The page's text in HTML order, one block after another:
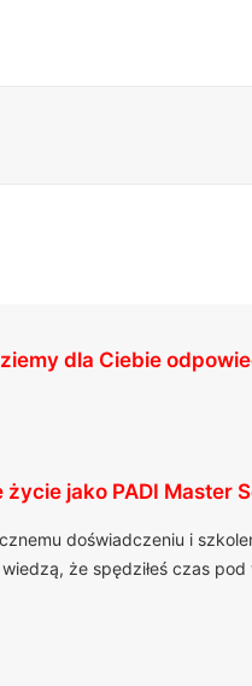
dla Ciebie
jako PADI Master
doświadczeniu i
że spędziłeś czas